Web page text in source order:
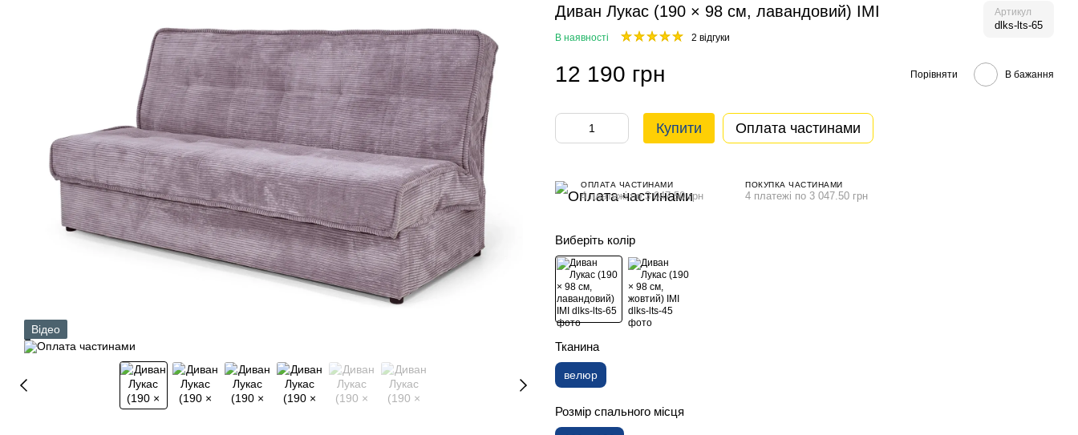
Відео
Диван Лукас (190 × 98 см, лавандовий) ІМІ Артикул
dlks-lts-65
В наявності 2 відгуки
12 190 грн Порівняти В бажання
Купити Оплата частинами
ОПЛАТА ЧАСТИНАМИ
4 платежі по 3 047.50 грн
ПОКУПКА ЧАСТИНАМИ
4 платежі по 3 047.50 грн
Виберіть колір
Тканина
велюр
Розмір спального місця